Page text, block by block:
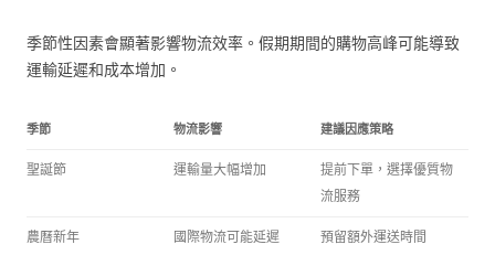
季節性因素會顯著影響物流效率。假期期間的購物高峰可能導致
運輸延遲和成本增加。
季節 物流影響 建議因應策略
聖誕節 運輸量大幅增加
提前下單，選擇優質物
流服務
農曆新年 國際物流可能延遲 預留額外運送時間